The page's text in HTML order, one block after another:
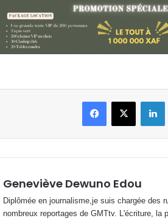
FacebookX
Geneviève Dewuno Edou
Diplômée en journalisme,je suis chargée des
nombreux reportages de GMTtv. L'écriture,